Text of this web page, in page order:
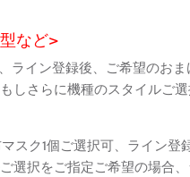
など>
ライン登録後、ご希望のお
しさらに機種のスタイルご
スク1個ご選択可、ライン
択をご指定ご希望の場合